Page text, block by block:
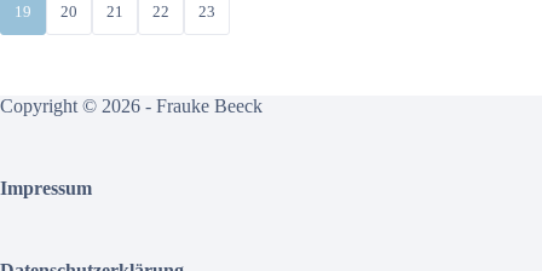
19 20 21 22 23
Copyright © 2026 - Frauke Beeck
Impressum